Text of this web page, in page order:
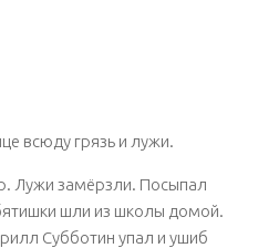
всюду грязь и лужи.
Лужи замёрзли. Посыпал
шли из школы домой.
Субботин упал и ушиб